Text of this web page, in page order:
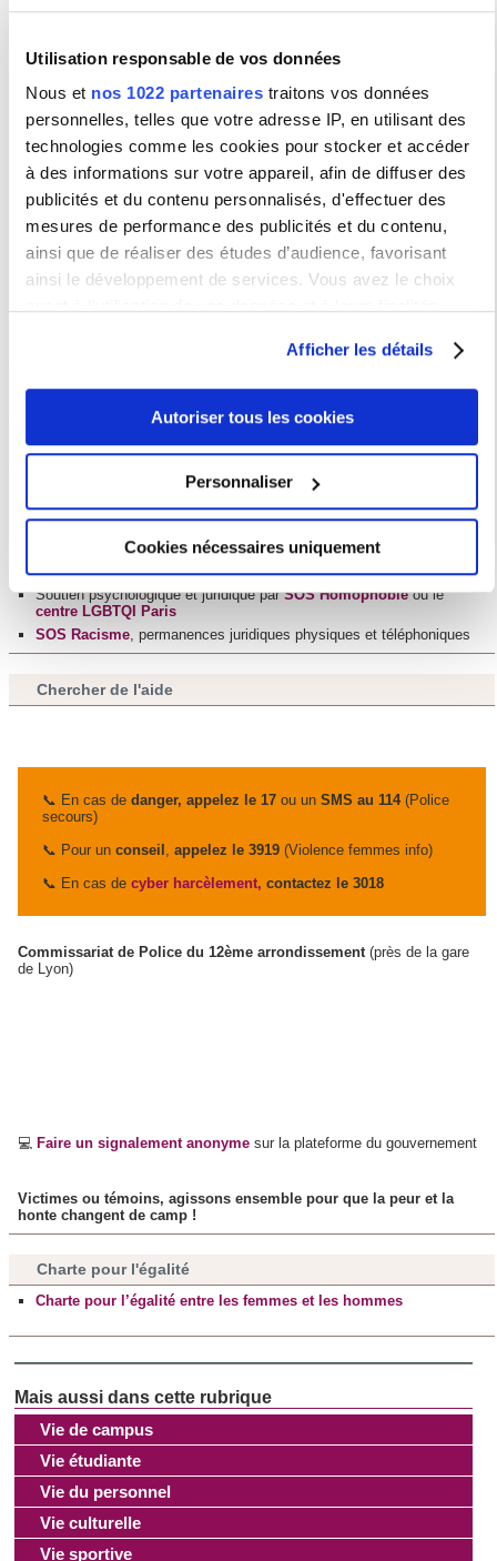
Utilisation responsable de vos données
Nous et nos 1022 partenaires traitons vos données
personnelles, telles que votre adresse IP, en utilisant des
technologies comme les cookies pour stocker et accéder
à des informations sur votre appareil, afin de diffuser des
publicités et du contenu personnalisés, d'effectuer des
mesures de performance des publicités et du contenu,
ainsi que de réaliser des études d’audience, favorisant
ainsi le développement de services. Vous avez le choix
moment en consultant la Déclaration relative aux cookies
ou en cliquant sur l'icône de confidentialité.
Si vous le permettez, nous aimerions également :
géographique qui peuvent être précises à plusieurs
mètres près
Identifier votre appareil en l'analysant activement
pour en relever les caractéristiques spécifiques
(empreintes digitales).
Pour en savoir plus sur le traitement de vos données
section « Détails »
Les cookies nous permettent de personnaliser le contenu
et les annonces, d'offrir des fonctionnalités relatives aux
médias sociaux et d'analyser notre trafic. Nous
partageons également des informations sur l'utilisation de
d'autres informations que vous leur avez fournies ou qu'ils
ont collectées lors de votre utilisation de leurs services.
Afficher les détails
Autoriser tous les cookies
Personnaliser
Cookies nécessaires uniquement
Vie de campus
Vie étudiante
Vie du personnel
Vie culturelle
Vie sportive
nouvelle.fr
Le Mégaphone de la Mission Egalité sur
Spotify
Le Mégaphone de la Mission Egalité sur
N'hésitez pas à vousinscrire à notre liste de diffusionpour
être mis.e au courant de toutes les actualités de la Mission !
Informations utiles
A propos de la Mission Egalité et Diversité
Informations générales - Bilans, chiffres, plans d'action
Contacts utiles
Médecine préventive des étudiants
Service social en faveur des étudiants
- collectif de lutte contre le harcècelement sexuel dans
l'enseignement supérieur
Soutien psychologique et juridique parSOS Homophobieou le
centre LGBTQI Paris
SOS Racisme, permanences juridiques physiques et téléphoniques
Chercher de l'aide
📞 En cas de danger, appelez le 17 ou un SMS au 114 (Police
secours)
📞 Pour un conseil appelez le 3919 (Violence femmes info)
📞 En cas de cyber harcèlement, contactez le 3018
Commissariat de Police du 12ème arrondissement (près de la gare
de Lyon)
💻 Faire un signalement anonyme sur la plateforme du gouvernement
Victimes ou témoins, agissons ensemble pour que la peur et la
honte changent de camp !
Charte pour l'égalité
Charte pour l’égalité entre les femmes et les hommes